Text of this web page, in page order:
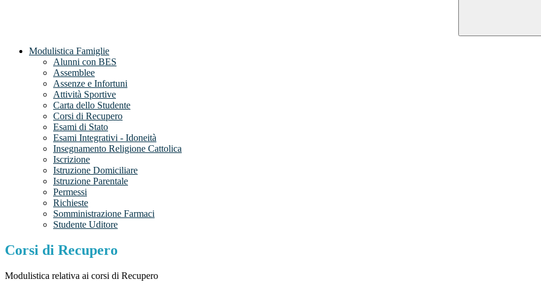
Modulistica Famiglie
Alunni con BES
Assemblee
Assenze e Infortuni
Attività Sportive
Carta dello Studente
Corsi di Recupero
Esami di Stato
Esami Integrativi - Idoneità
Insegnamento Religione Cattolica
Iscrizione
Istruzione Domiciliare
Istruzione Parentale
Permessi
Richieste
Somministrazione Farmaci
Studente Uditore
Corsi di Recupero
Modulistica relativa ai corsi di Recupero